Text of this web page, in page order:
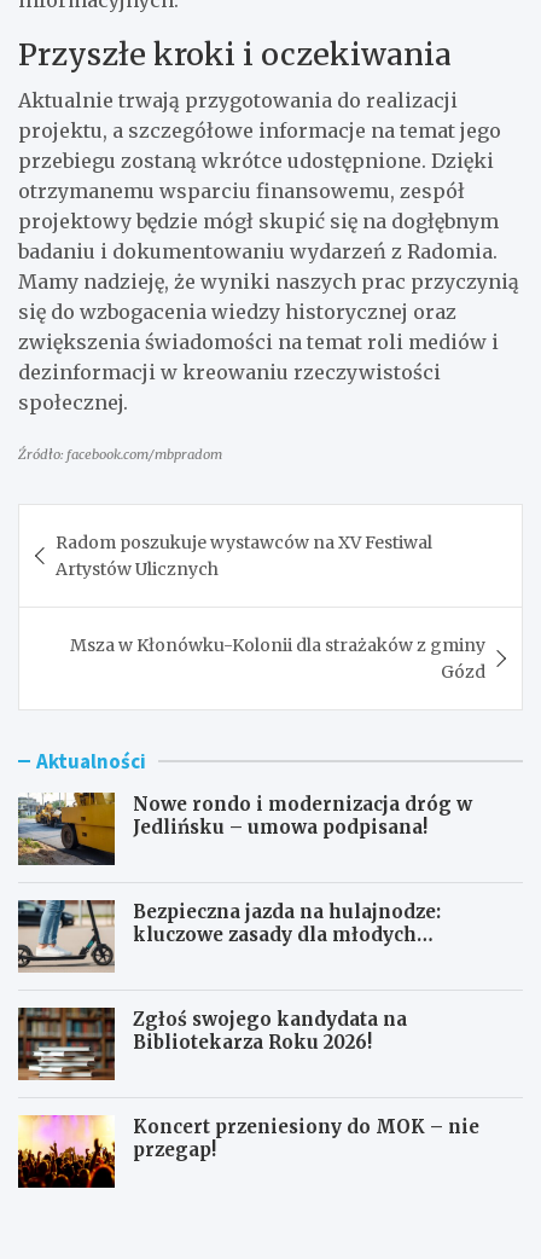
Przyszłe kroki i oczekiwania
Aktualnie trwają przygotowania do realizacji
projektu, a szczegółowe informacje na temat jego
przebiegu zostaną wkrótce udostępnione. Dzięki
otrzymanemu wsparciu finansowemu, zespół
projektowy będzie mógł skupić się na dogłębnym
badaniu i dokumentowaniu wydarzeń z Radomia.
Mamy nadzieję, że wyniki naszych prac przyczynią
się do wzbogacenia wiedzy historycznej oraz
zwiększenia świadomości na temat roli mediów i
dezinformacji w kreowaniu rzeczywistości
społecznej.
Źródło: facebook.com/mbpradom
wpisu
Radom poszukuje wystawców na XV Festiwal
Artystów Ulicznych
Msza w Kłonówku-Kolonii dla strażaków z gminy
Gózd
Aktualności
Nowe rondo i modernizacja dróg w
Jedlińsku – umowa podpisana!
Bezpieczna jazda na hulajnodze:
kluczowe zasady dla młodych
Zgłoś swojego kandydata na
Bibliotekarza Roku 2026!
Koncert przeniesiony do MOK – nie
przegap!
N
B